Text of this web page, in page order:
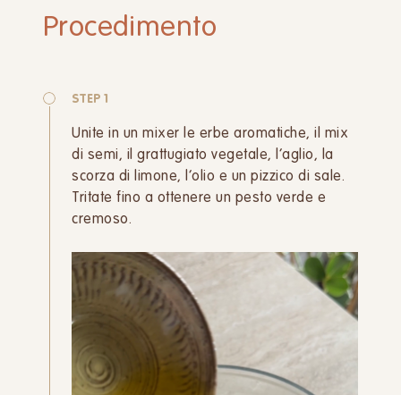
Procedimento
STEP 1
Unite in un mixer le erbe aromatiche, il mix
di semi, il grattugiato vegetale, l’aglio, la
scorza di limone, l’olio e un pizzico di sale.
Tritate fino a ottenere un pesto verde e
cremoso.